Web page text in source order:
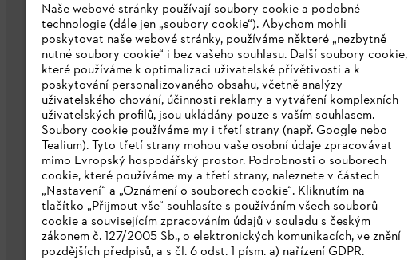
Společnost
O nás
Stáhnout katalog
Oznamovací systém STIHL
Naše webové stránky používají soubory cookie a podobné
technologie (dále jen „soubory cookie“). Abychom mohli
poskytovat naše webové stránky, používáme některé „nezbytně
nutné soubory cookie“ i bez vašeho souhlasu. Další soubory cookie,
které používáme k optimalizaci uživatelské přívětivosti a k
poskytování personalizovaného obsahu, včetně analýzy
uživatelského chování, účinnosti reklamy a vytváření komplexních
uživatelských profilů, jsou ukládány pouze s vaším souhlasem.
Soubory cookie používáme my i třetí strany (např. Google nebo
Tealium). Tyto třetí strany mohou vaše osobní údaje zpracovávat
mimo Evropský hospodářský prostor. Podrobnosti o souborech
cookie, které používáme my a třetí strany, naleznete v částech
„Nastavení“ a „Oznámení o souborech cookie“. Kliknutím na
tlačítko „Přijmout vše“ souhlasíte s používáním všech souborů
cookie a souvisejícím zpracováním údajů v souladu s českým
zákonem č. 127/2005 Sb., o elektronických komunikacích, ve znění
pozdějších předpisů, a s čl. 6 odst. 1 písm. a) nařízení GDPR.